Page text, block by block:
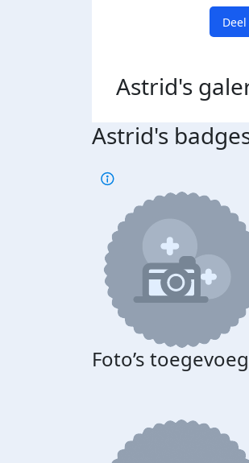
Astrid's
Astrid's
Foto’s